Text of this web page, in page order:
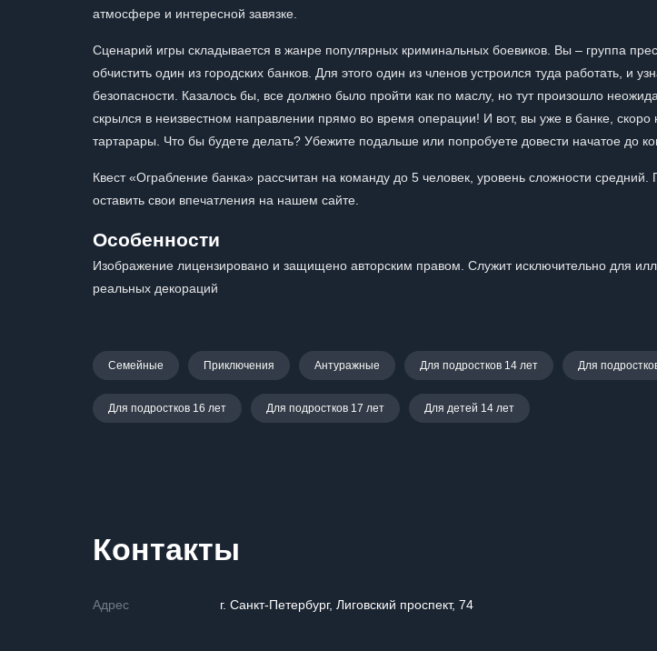
атмосфере и интересной завязке.
Сценарий игры складывается в жанре популярных криминальных боевиков. Вы – группа
обчистить один из городских банков. Для этого один из членов устроился туда работать, и
безопасности. Казалось бы, все должно было пройти как по маслу, но тут произошло
скрылся в неизвестном направлении прямо во время операции! И вот, вы уже в банке, скоро
тартарары. Что бы будете делать? Убежите подальше или попробуете довести начатое до
Квест «Ограбление банка» рассчитан на команду до 5 человек, уровень сложности средний.
оставить свои впечатления на нашем сайте.
Особенности
Изображение лицензировано и защищено авторским правом. Служит исключительно для
реальных декораций
Семейные Приключения Антуражные Для подростков 14 лет Для
Для подростков 16 лет Для подростков 17 лет Для детей 14 лет
Контакты
Адрес г. Санкт-Петербург, Лиговский проспект, 74